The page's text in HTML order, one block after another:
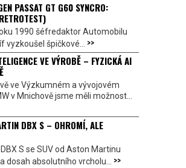
PASSAT GT G60 SYNCRO:
1990 šéfredaktor Automobilu
vyzkoušel špičkové... >>
VE VÝROBĚ – FYZICKÁ AI
ve Výzkumném a vývojovém
v Mnichově jsme měli možnost...
DBX S – OHROMÍ, ALE
S se SUV od Aston Martinu
dosah absolutního vrcholu... >>